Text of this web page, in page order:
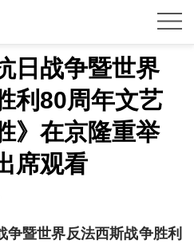
日战争暨世界
利80周年文艺
》在京隆重举
席观看
争暨世界反法西斯战争胜利